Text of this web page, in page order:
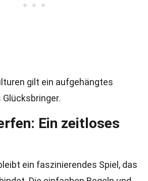
gilt ein aufgehängtes
Ein zeitloses
ein faszinierendes Spiel, das